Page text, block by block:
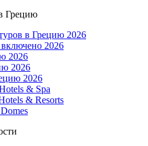
Грецию
в Грецию 2026
2026
2026
2026
2026
& Spa
& Resorts